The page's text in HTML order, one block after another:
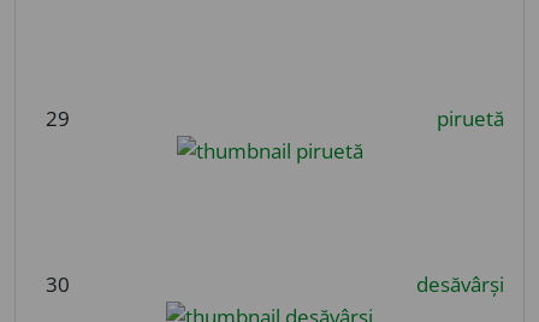
29 piruetă
30 desăvârși